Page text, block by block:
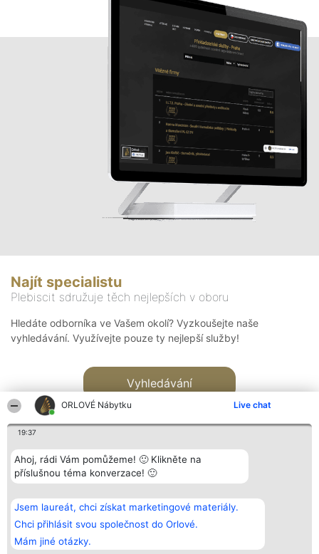
ORLOVÉ Nábytku Live chat
19:37
Ahoj, rádi Vám pomůžeme! 🙂 Klikněte na
příslušnou téma konverzace! 🙂
Jsem laureát, chci získat marketingové materiály.
Chci přihlásit svou společnost do Orlové.
Mám jiné otázky.
Najít specialistu
Plebiscit sdružuje těch nejlepších v oboru
Hledáte odborníka ve Vašem okolí? Vyzkoušejte naše
vyhledávání. Využívejte pouze ty nejlepší služby!
Vyhledávání
Bright Side Solutions sp. z o.
o. sp. k.
ul. Ruska 22
Wrocław 50-079
KRS 0000749100 | Regon
381313360 | NIP 8943132676
Vítězové
Seznam všech
laureátů
Zásady
Zásady
Kontakt